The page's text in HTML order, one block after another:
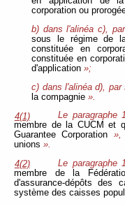
corporation ou
b) dans l'alinéa c),
sous le régime de
constituée en
constituée en
d'application »;
c) dans l'alinéa d),
la compagnie ».
4(1)
Le paragraphe
membre de la CUCM et
Guarantee Corporation »,
unions ».
4(2)
Le paragraphe
membre de la
d'assurance-dépôts des
système des caisses